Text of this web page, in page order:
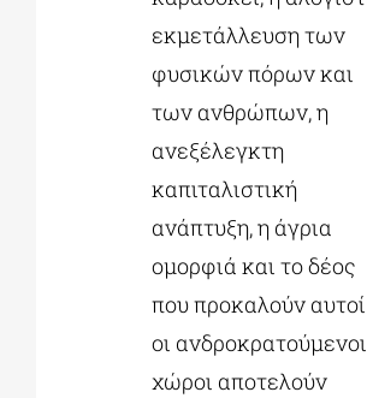
εκμετάλλευση των
φυσικών πόρων και
των ανθρώπων, η
ανεξέλεγκτη
καπιταλιστική
ανάπτυξη, η άγρια
ομορφιά και το δέος
που προκαλούν αυτοί
οι ανδροκρατούμενοι
χώροι αποτελούν